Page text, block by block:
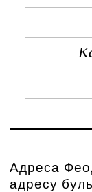
Адреса
адресу